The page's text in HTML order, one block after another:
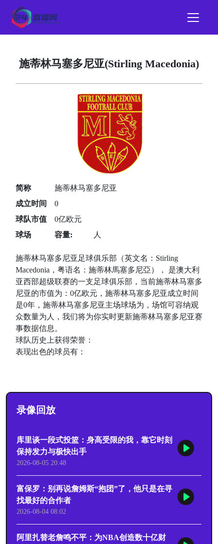
施蒂林马塞多尼亚(Stirling Macedonia)
简称
施蒂林马塞多尼亚
成立时间
0
球队市值
0亿欧元
球场
容量: 人
施蒂林马塞多尼亚足球俱乐部（英文名：Stirling
Macedonia，粤语名：施蒂林馬塞多尼亞）， 是澳大利
亚西部超级联赛的一支足球俱乐部，当前施蒂林马塞多
尼亚的市值为：0亿欧元，施蒂林马塞多尼亚成立时间
是0年，施蒂林马塞多尼亚主场球场为，场馆可容纳观
众数量为人，我们将为你实时更新施蒂林马塞多尼亚赛
事数据信息。
球队历史上获得荣誉：
表现出色的球员有：
录像回放
库里谈一段式投篮：身高受限的我，靠它时刻
保持发力与极快出手
2026-08-05 20:48
富保罗：别再说詹姆斯“抱团”了，他只是在寻
找最好的合作者
2026-08-04 08:02
阿里扎替老詹鸣不平：为NBA创造数十亿财